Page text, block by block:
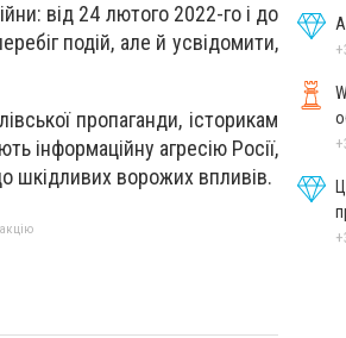
від 24 лютого 2022-го і до
подій, але й усвідомити,
пропаганди, історикам
інформаційну агресію Росії,
шкідливих ворожих впливів.